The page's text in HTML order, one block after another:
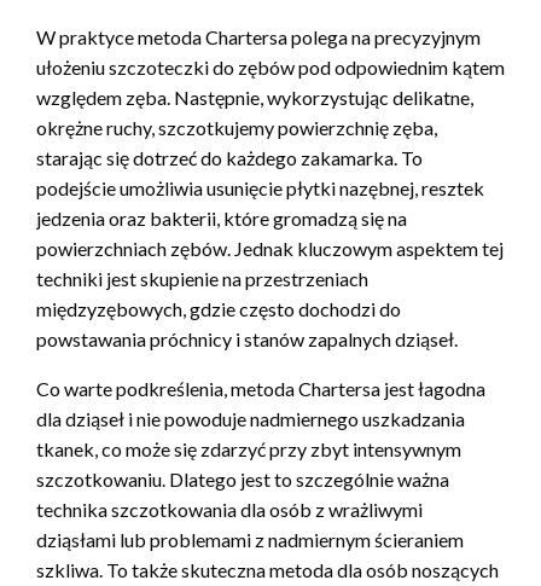
W praktyce metoda Chartersa polega na precyzyjnym
ułożeniu szczoteczki do zębów pod odpowiednim kątem
względem zęba. Następnie, wykorzystując delikatne,
okrężne ruchy, szczotkujemy powierzchnię zęba,
starając się dotrzeć do każdego zakamarka. To
podejście umożliwia usunięcie płytki nazębnej, resztek
jedzenia oraz bakterii, które gromadzą się na
powierzchniach zębów. Jednak kluczowym aspektem tej
techniki jest skupienie na przestrzeniach
międzyzębowych, gdzie często dochodzi do
powstawania próchnicy i stanów zapalnych dziąseł.
Co warte podkreślenia, metoda Chartersa jest łagodna
dla dziąseł i nie powoduje nadmiernego uszkadzania
tkanek, co może się zdarzyć przy zbyt intensywnym
szczotkowaniu. Dlatego jest to szczególnie ważna
technika szczotkowania dla osób z wrażliwymi
dziąsłami lub problemami z nadmiernym ścieraniem
szkliwa. To także skuteczna metoda dla osób noszących